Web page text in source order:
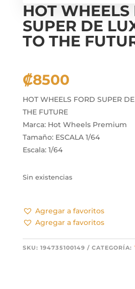
HOT WHEELS
SUPER DE
TO THE
₡8500
HOT WHEELS FORD SUPER
THE FUTURE
Marca: Hot Wheels Premium
Tamaño: ESCALA 1/64
Escala: 1/64
Sin existencias
Agregar a favoritos
Agregar a favoritos
SKU: 194735100149 CATEGORÍA: